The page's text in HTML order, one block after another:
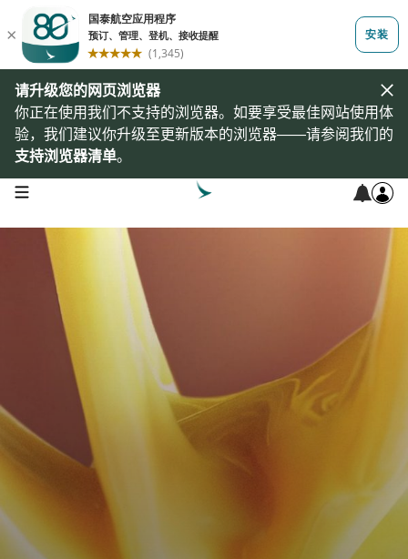
请升级您的网页浏览器
你正在使用我们不支持的浏览器。如要享受最佳网站使用体
验，我们建议你升级至更新版本的浏览器——请参阅我们的
支持浏览器清单。
open navigation menu